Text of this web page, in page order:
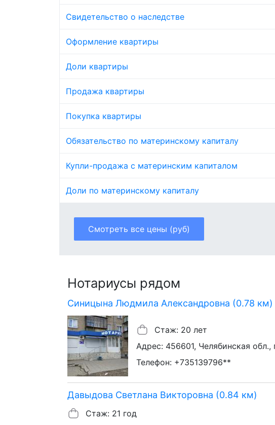
Свидетельство о наследстве
Оформление квартиры
Доли квартиры
Продажа квартиры
Покупка квартиры
Обязательство по материнскому капиталу
Купли-продажа с материнским капиталом
Доли по материнскому капиталу
Смотреть все цены (руб)
Нотариусы рядом
Синицына Людмила Александровна (0.78 км)
Стаж: 20 лет
Адрес: 456601, Челябинская обл.,
Телефон: +735139796**
Давыдова Светлана Викторовна (0.84 км)
Стаж: 21 год